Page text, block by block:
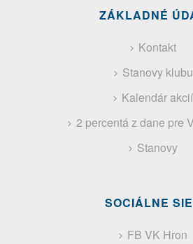
ZÁKLADNÉ
Kontakt
Stanovy klubu
Kalendár akcií
2 percentá z dane pre
Stanovy
SOCIÁLNE
FB VK Hron